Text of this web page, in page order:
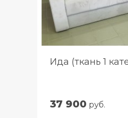
Ида (ткань 1
37 900 руб.